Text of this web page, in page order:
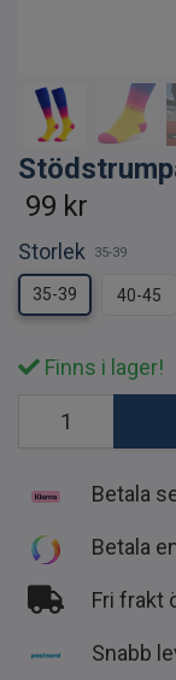
99 kr
Storlek 35-39
35-39 40-45
Finns i lager!
Betala
Betala
Fri frakt
Snabb